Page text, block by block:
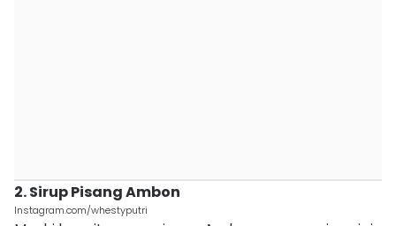
2. Sirup Pisang Ambon
Instagram.com/whestyputri